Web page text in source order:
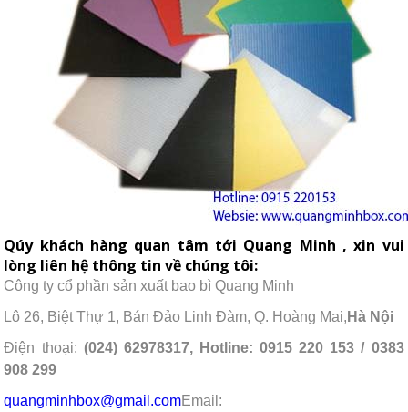
Qúy khách hàng quan tâm tới Quang Minh , xin vui
lòng liên hệ thông tin về chúng tôi:
Công ty cổ phần sản xuất bao bì Quang Minh
Lô 26, Biệt Thự 1, Bán Đảo Linh Đàm, Q. Hoàng Mai, Hà Nội
Điện thoại: (024) 62978317, Hotline: 0915 220 153 / 0383
908 299
Email:
quangminhbox@gmail.com